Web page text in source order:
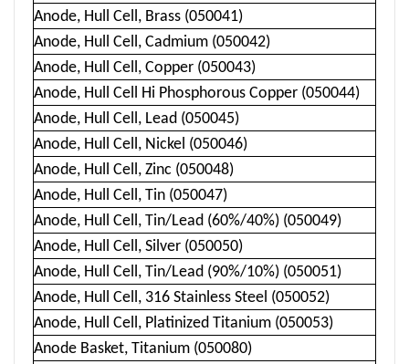
Anode, Hull Cell, Brass (050041)
Anode, Hull Cell, Cadmium (050042)
Anode, Hull Cell, Copper (050043)
Anode, Hull Cell Hi Phosphorous Copper (050044)
Anode, Hull Cell, Lead (050045)
Anode, Hull Cell, Nickel (050046)
Anode, Hull Cell, Zinc (050048)
Anode, Hull Cell, Tin (050047)
Anode, Hull Cell, Tin/Lead (60%/40%) (050049)
Anode, Hull Cell, Silver (050050)
Anode, Hull Cell, Tin/Lead (90%/10%) (050051)
Anode, Hull Cell, 316 Stainless Steel (050052)
Anode, Hull Cell, Platinized Titanium (050053)
Anode Basket, Titanium (050080)